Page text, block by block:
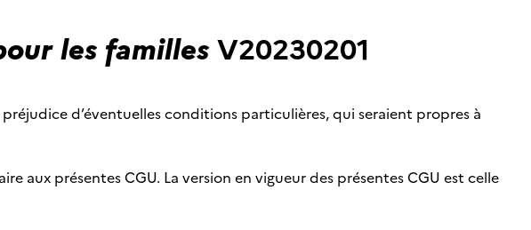
les famillesV20230201
d’éventuelles conditions particulières, qui seraient propres à
aux présentes CGU. La version en vigueur des présentes CGU est celle